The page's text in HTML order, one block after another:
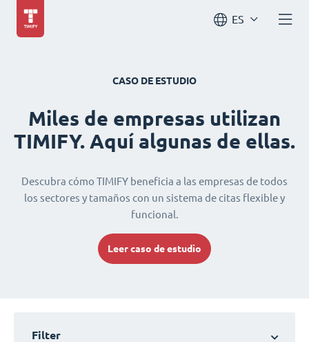
ES
CASO DE ESTUDIO
Miles de empresas utilizan
TIMIFY. Aquí algunas de ellas.
Descubra cómo TIMIFY beneficia a las empresas de todos
los sectores y tamaños con un sistema de citas flexible y
funcional.
Leer caso de estudio
Filter